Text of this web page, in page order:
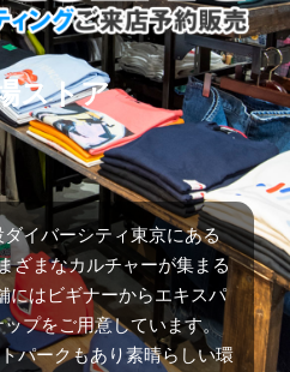
ストア
イバーシティ東京にある
ざまなカルチャーが集まる
にはビギナーからエキスパ
プをご用意しています。
パークもあり素晴らしい環